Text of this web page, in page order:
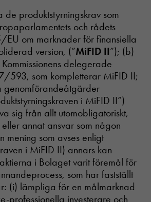
de produktstyrningskrav som
och rådets
om marknader för finansiella
version, (”MiFID II”); (b)
delegerade
593, som kompletterar MiFID II;
genomförandeåtgärder
i MiFID II”)
sig från allt utomobligatoriskt,
annat ansvar som någon
mening som avses enligt
i MiFID II) annars kan
i Bolaget varit föremål för
som har fastställt
(i) lämpliga för en målmarknad
professionella investerare och